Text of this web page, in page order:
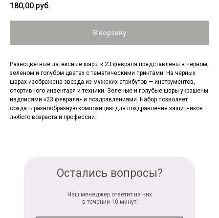
180,00 руб.
В корзину
Разноцветные латексные шары к 23 февраля представлены в черном,
зеленом и голубом цветах с тематическими принтами. На черных
шарах изображена звезда из мужских атрибутов — инструментов,
спортивного инвентаря и техники. Зеленые и голубые шары украшены
надписями «23 февраля» и поздравлениями. Набор позволяет
создать разнообразную композицию для поздравления защитников
любого возраста и профессии.
Остались вопросы?
Наш менеджер ответит на них
в течении 10 минут!